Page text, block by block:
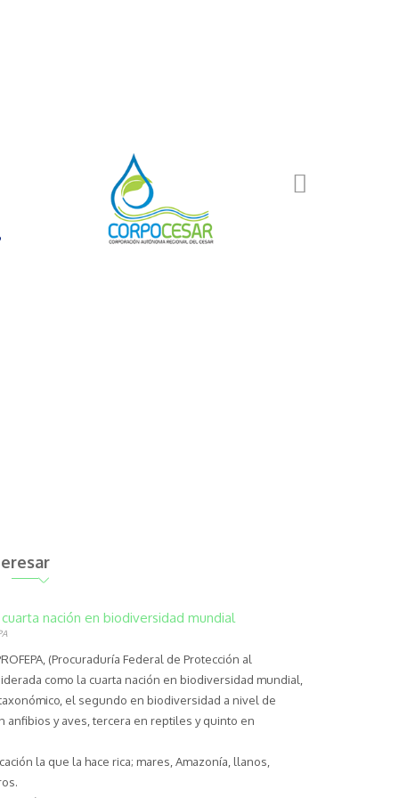
nación en biodiversidad mundial
(Procuraduría Federal de Protección al
como la cuarta nación en biodiversidad mundial,
el segundo en biodiversidad a nivel de
anfibios y aves, tercera en reptiles y quinto en
la que la hace rica; mares, Amazonía, llanos,